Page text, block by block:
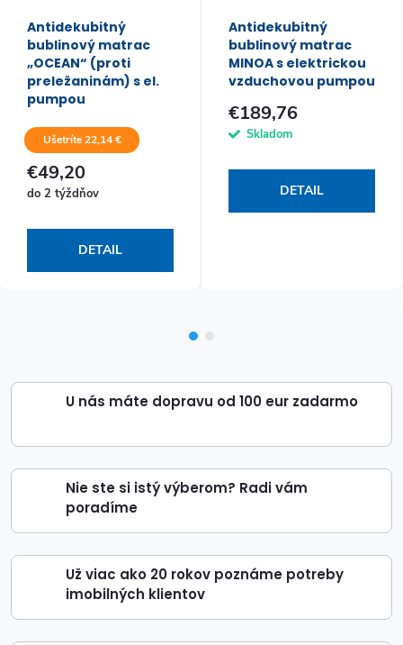
Antidekubitný
bublinový matrac
„OCEAN“ (proti
preležaninám) s el.
pumpou
Ušetríte 22,14 €
€49,20
do 2 týždňov
DETAIL
Antidekubitný
bublinový matrac
MINOA s elektrickou
vzduchovou pumpou
€189,76
Skladom
DETAIL
U nás máte dopravu od 100 eur zadarmo
Nie ste si istý výberom? Radi vám
poradíme
Už viac ako 20 rokov poznáme potreby
imobilných klientov